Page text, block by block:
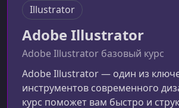
Illustrator
Adobe Illustrator
Adobe Illustrator базовый курс
Adobe Illustrator — один из
инструментов современного
курс поможет вам быстро и